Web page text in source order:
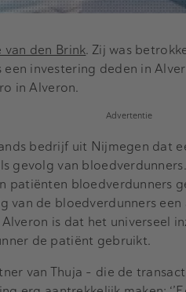
van den Brink. Zij was
investering deden in
in Alveron.
Advertentie
bedrijf uit Nijmegen dat
gevolg van
patiënten bloedverdunners
van de bloedverdunners
is dat het universeel
de patiënt gebruikt.
van Thuja – die de